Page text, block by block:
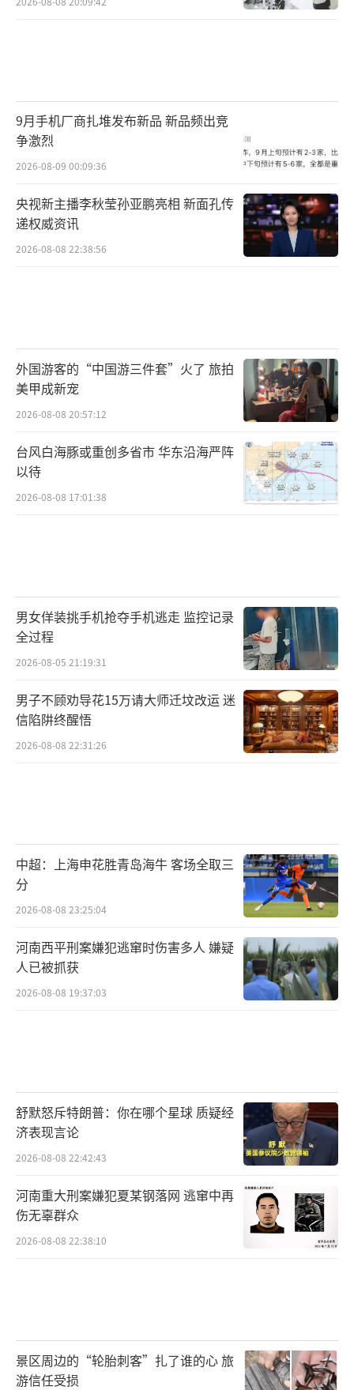
要叙事，后续需重点关注经济放缓信号对风险
资产的压制作用，若相关信号得到进一步验
证，将为中期金价上涨提供支撑。
夏莹莹认为，中长期来看，美联储年内是
否会加息仍存有变数，且国际政治秩序体系加
速重构和美国巨额债务将不断推进去美元化，
政策相对明朗，黄金价格仍有望重回其价值中
枢。
华泰证券的观点也偏乐观，表示在短期逆
海峡有序开启，油价有望回落，美元走弱，全
球流动性边际改善，海湾国家及石油净进口国
对黄金的抛售压力有望缓解。同时，油价回落
受限，因为美国K型经济现实制约了加息幅度：
尽管AI资本开支及高收入群体具韧性，但中低
收入群体、中小企业及高杠杆主体对高利率更
敏感，私募信贷等领域已体现滞后冲击。
此外，长周期的宏观环境更偏向强化实物
资产的配置。华泰证券指出，历史经验显示战
快速收敛。当前发达经济体债务率已处历史高
位，若高债务与宽财政长期并存，市场对海外
财政可持续性和法币公信力的担忧或加剧，这
值。（责任编辑：zx0176）
9月手机厂商扎堆发布新品 新品频出竞
争激烈
2026-08-09 00:09:36
央视新主播李秋莹孙亚鹏亮相 新面孔传
递权威资讯
2026-08-08 22:38:56
外国游客的“中国游三件套”火了 旅拍
美甲成新宠
2026-08-08 20:57:12
台风白海豚或重创多省市 华东沿海严阵
以待
2026-08-08 17:01:38
男女佯装挑手机抢夺手机逃走 监控记录
全过程
2026-08-05 21:19:31
男子不顾劝导花15万请大师迁坟改运 迷
信陷阱终醒悟
2026-08-08 22:31:26
中超：上海申花胜青岛海牛 客场全取三
分
2026-08-08 23:25:04
河南西平刑案嫌犯逃窜时伤害多人 嫌疑
人已被抓获
2026-08-08 19:37:03
舒默怒斥特朗普：你在哪个星球 质疑经
济表现言论
2026-08-08 22:42:43
河南重大刑案嫌犯夏某钢落网 逃窜中再
伤无辜群众
2026-08-08 22:38:10
景区周边的“轮胎刺客”扎了谁的心 旅
游信任受损